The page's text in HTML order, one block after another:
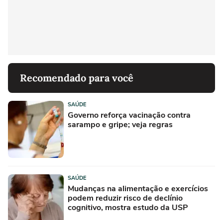
Recomendado para você
SAÚDE
Governo reforça vacinação contra
sarampo e gripe; veja regras
SAÚDE
Mudanças na alimentação e exercícios
podem reduzir risco de declínio
cognitivo, mostra estudo da USP